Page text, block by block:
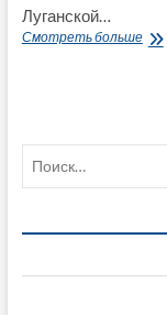
Луганской…
Смотреть больше